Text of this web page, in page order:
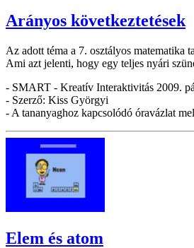
Arányos következtetések
Az adott téma a 7. osztályos matematika
Ami azt jelenti, hogy egy teljes nyári
- SMART - Kreatív Interaktivitás 2009.
- Szerző: Kiss Györgyi
- A tananyaghoz kapcsolódó óravázlat
Elem és atom